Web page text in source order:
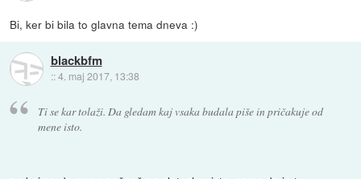
Bi, ker bi bila to glavna tema dneva :)
blackbfm
::4. maj 2017, 13:38
Ti se kar tolaži. Da gledam kaj vsaka budala piše in pričakuje od
mene isto.